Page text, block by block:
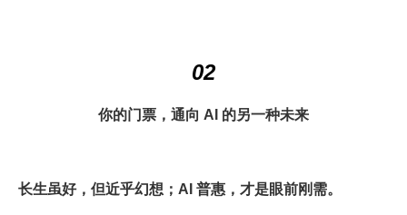
02
你的门票，通向 AI 的另一种未来
长生虽好，但近乎幻想；AI 普惠，才是眼前刚需。